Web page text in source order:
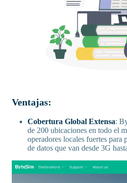
Ventajas:
Cobertura Global Extensa:
de 200 ubicaciones en todo el
operadores locales fuertes para
de datos que van desde 3G